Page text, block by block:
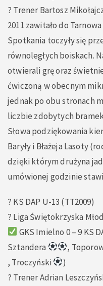
?️ Trener Bartosz
2011 zawitało do
Spotkania toczyły się
równoległych boiskach.
otwierali grę oraz
ćwiczoną w obecnym
jednak po obu stronach
liczbie zdobytych
Słowa podziękowania
Baryły i Błażeja Lasoty
dzięki którym drużyna
umówionej godzinie
? KS DAP U-13 (TT2009)
? Liga Świętokrzyska
GKS Imielno 0 – 9 KS
Sztandera
,
, Troczyński
)
? Trener Adrian